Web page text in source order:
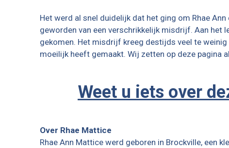
Het werd al snel duidelijk dat het ging om Rhae
geworden van een verschrikkelijk misdrijf. Aan het
gekomen. Het misdrijf kreeg destijds veel te
moeilijk heeft gemaakt. Wij zetten op deze pagina
Weet u iets over
Over Rhae Mattice
Rhae Ann Mattice werd geboren in Brockville, een